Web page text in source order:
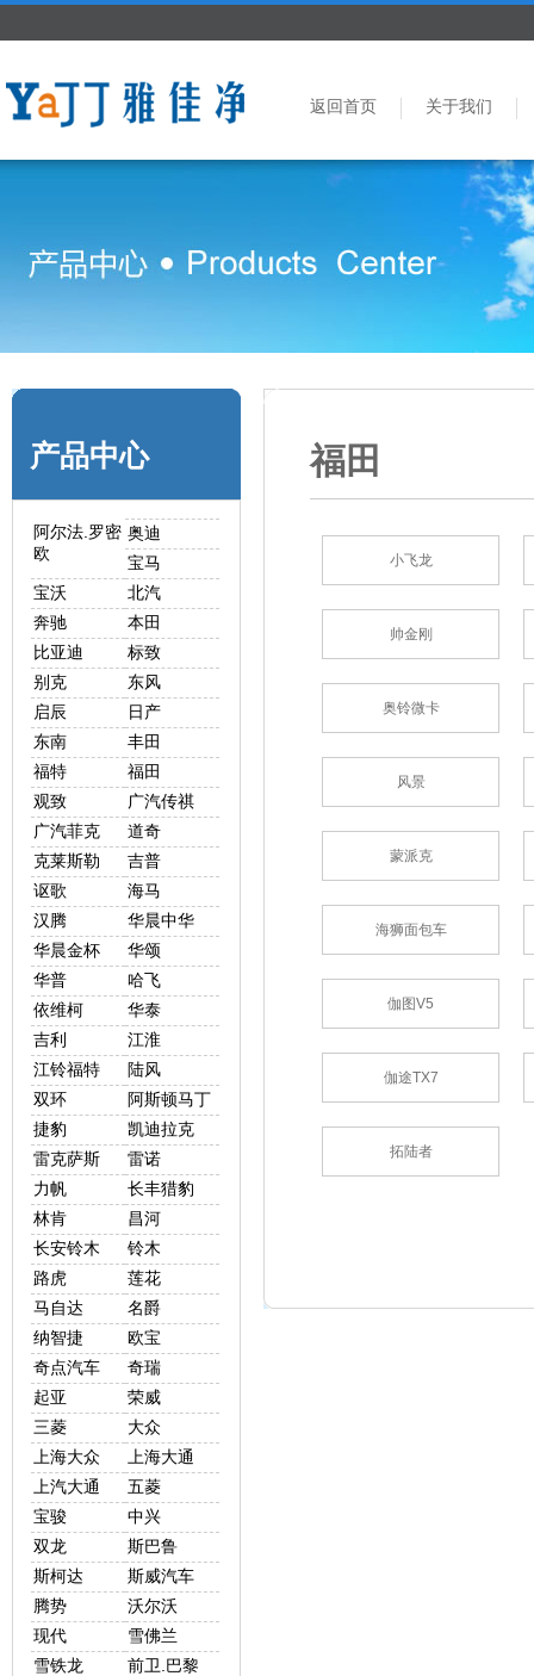
返回首页 关于我们
产品中心
阿尔法.罗密
欧
奥迪
宝马
宝沃
北汽
奔驰
本田
比亚迪
标致
别克
东风
启辰
日产
东南
丰田
福特
福田
观致
广汽传祺
广汽菲克
道奇
克莱斯勒
吉普
讴歌
海马
汉腾
华晨中华
华晨金杯
华颂
华普
哈飞
依维柯
华泰
吉利
江淮
江铃福特
陆风
双环
阿斯顿马丁
捷豹
凯迪拉克
雷克萨斯
雷诺
力帆
长丰猎豹
林肯
昌河
长安铃木
铃木
路虎
莲花
马自达
名爵
纳智捷
欧宝
奇点汽车
奇瑞
起亚
荣威
三菱
大众
上海大众
上海大通
上汽大通
五菱
宝骏
中兴
双龙
斯巴鲁
斯柯达
斯威汽车
腾势
沃尔沃
现代
雪佛兰
雪铁龙
前卫.巴黎
福田
小飞龙
帅金刚
奥铃微卡
风景
蒙派克
海狮面包车
伽图V5
伽途TX7
拓陆者